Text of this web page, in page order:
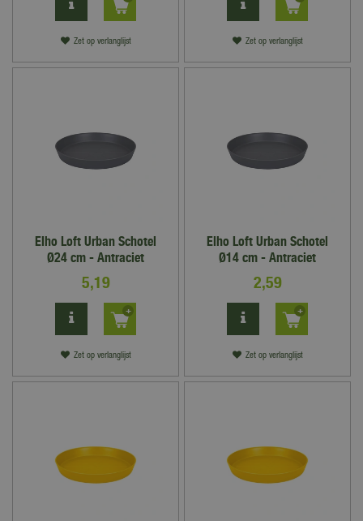
Zet op verlanglijst Zet op verlanglijst
Elho Loft Urban Schotel
Ø24 cm - Antraciet
5,19
Zet op verlanglijst
Elho Loft Urban Schotel
Ø14 cm - Antraciet
2,59
Zet op verlanglijst